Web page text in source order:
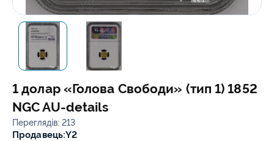
1 долар «Голова Свободи» (тип 1) 1852
NGC AU-details
Переглядів: 213
Продавець:Y2